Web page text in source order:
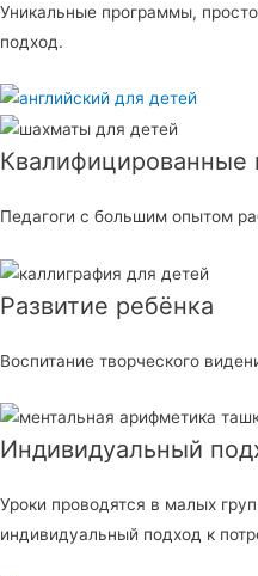
Уникальные программы,
подход.
Квалифицированные
Педагоги с большим опытом
Развитие ребёнка
Воспитание творческого
Индивидуальный
Уроки проводятся в малых
индивидуальный подход к